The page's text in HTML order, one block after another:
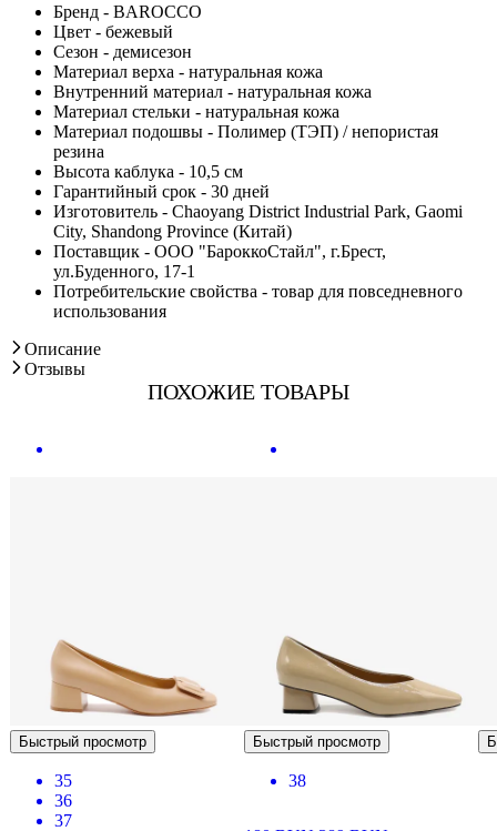
Бренд - BAROCCO
Цвет - бежевый
Сезон - демисезон
Материал верха - натуральная кожа
Внутренний материал - натуральная кожа
Материал стельки - натуральная кожа
Материал подошвы - Полимер (ТЭП) / непористая
резина
Высота каблука - 10,5 см
Гарантийный срок - 30 дней
Изготовитель - Chaoyang District Industrial Park, Gaomi
City, Shandong Province (Китай)
Поставщик - ООО "БароккоСтайл", г.Брест,
ул.Буденного, 17-1
Потребительские свойства - товар для повседневного
использования
Описание
Отзывы
ПОХОЖИЕ ТОВАРЫ
Быстрый просмотр
35
36
37
Быстрый просмотр
38